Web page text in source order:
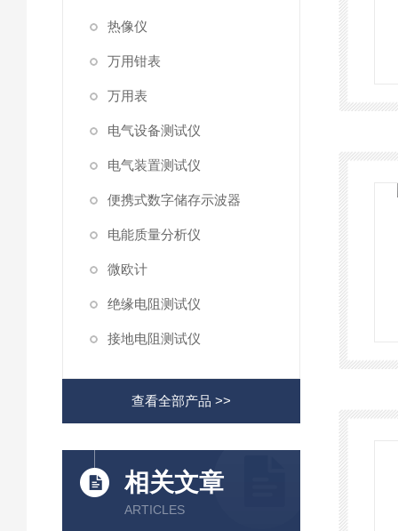
热像仪
万用钳表
万用表
电气设备测试仪
电气装置测试仪
便携式数字储存示波器
电能质量分析仪
微欧计
绝缘电阻测试仪
接地电阻测试仪
查看全部产品 >>
相关文章
ARTICLES